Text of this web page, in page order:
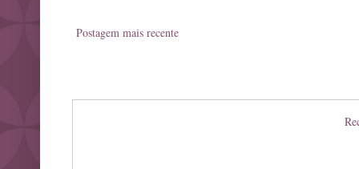
Postagem mais recente